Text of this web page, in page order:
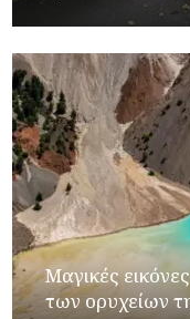
Μαγικές
των ορυχείων